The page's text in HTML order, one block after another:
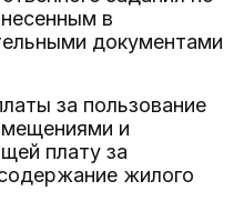
в
документами
за пользование
и
плату за
жилого